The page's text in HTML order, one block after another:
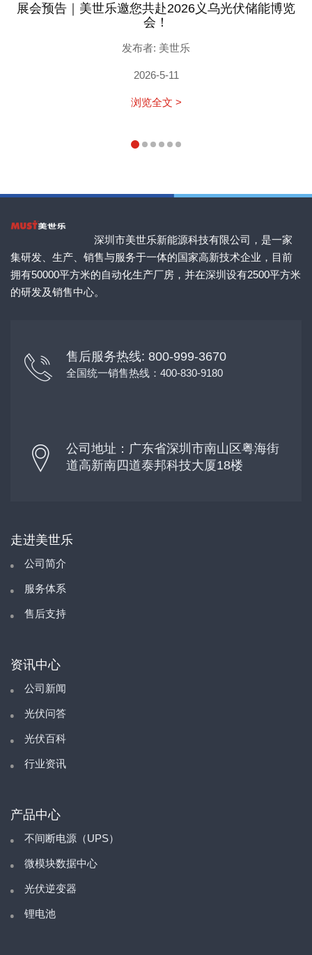
展会预告｜美世乐邀您共赴2026义乌光伏储能博览
会！
发布者: 美世乐
2026-5-11
浏览全文 >
深圳市美世乐新能源科技有限公司，是一家
集研发、生产、销售与服务于一体的国家高新技术企业，目前
拥有50000平方米的自动化生产厂房，并在深圳设有2500平方米
的研发及销售中心。
售后服务热线: 800-999-3670
全国统一销售热线：400-830-9180
公司地址：广东省深圳市南山区粤海街
道高新南四道泰邦科技大厦18楼
走进美世乐
公司简介
服务体系
售后支持
资讯中心
公司新闻
光伏问答
光伏百科
行业资讯
产品中心
不间断电源（UPS）
微模块数据中心
光伏逆变器
锂电池